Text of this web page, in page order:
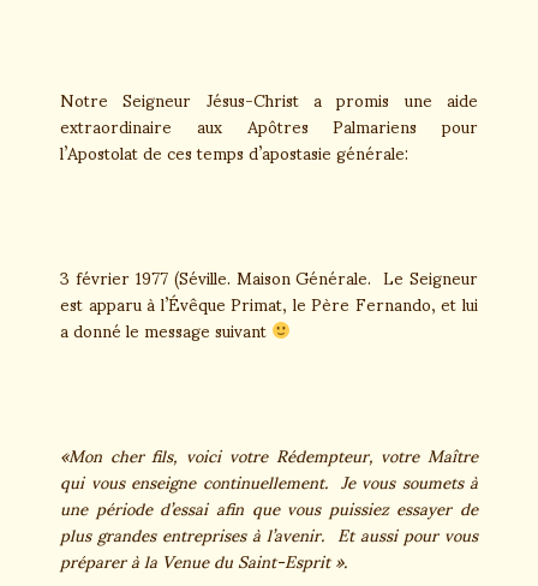
Notre Seigneur Jésus-Christ a promis une aide
extraordinaire aux Apôtres Palmariens pour
l’Apostolat de ces temps d’apostasie générale:
3 février 1977 (Séville. Maison Générale. Le Seigneur
est apparu à l’Évêque Primat, le Père Fernando, et lui
a donné le message suivant
«Mon cher fils, voici votre Rédempteur, votre Maître
qui vous enseigne continuellement. Je vous soumets à
une période d’essai afin que vous puissiez essayer de
plus grandes entreprises à l’avenir. Et aussi pour vous
préparer à la Venue du Saint-Esprit ».